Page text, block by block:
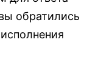
обратились